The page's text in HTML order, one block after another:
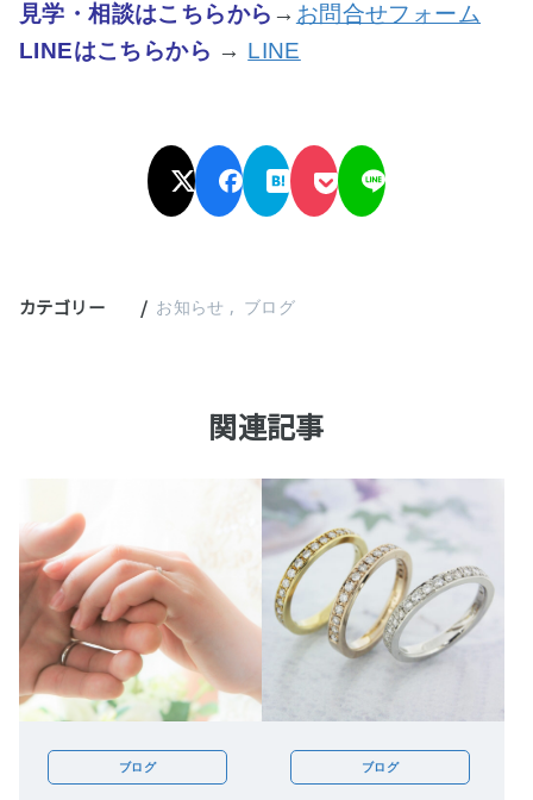
見学・相談はこちらから → お問合せフォーム
LINEはこちらから → LINE
カテゴリー お知らせ ブログ
関連記事
ブログ ブログ